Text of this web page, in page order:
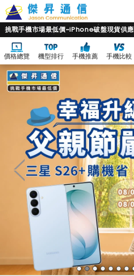
挑戰手機市場最低價~iPhone破盤現貨供應
價格總覽 機型排行 手機推薦 手機比較